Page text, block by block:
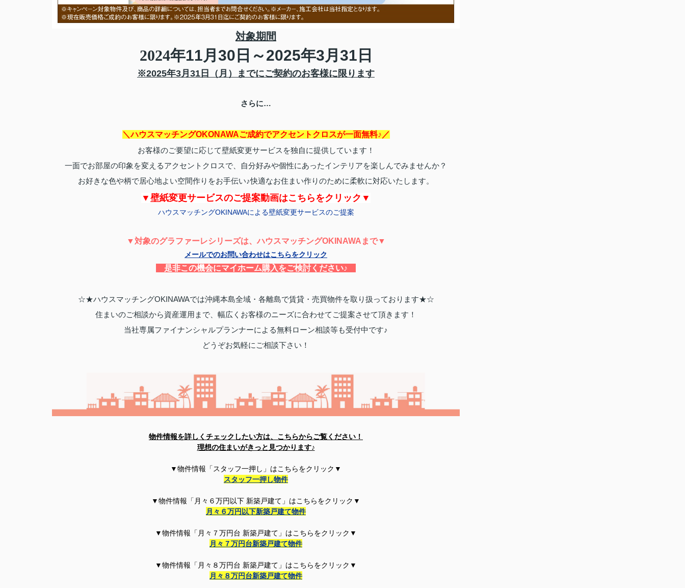
対象期間
2024年11月 30 日～2025年3月 31 日
※2025年3月 31 日（月）までにご契約のお客様に限ります
さらに…
＼ハウスマッチングOKONAWAご成約でアクセントクロスが一面無料♪／
お客様のご要望に応じて壁紙変更サービスを独自に提供しています！
一面でお部屋の印象を変えるアクセントクロスで、自分好みや個性にあったインテリアを楽しんでみませんか？
お好きな色や柄で居心地よい空間作りをお手伝い♪快適なお住まい作りのために柔軟に対応いたします。
▼壁紙変更サービスのご提案動画はこちらをクリック▼
ハウスマッチングOKINAWAによる壁紙変更サービスのご提案
▼対象のグラファーレシリーズは、ハウスマッチングOKINAWAまで▼
メールでのお問い合わせはこちらをクリック
是非この機会にマイホーム購入をご検討ください♪
☆★ハウスマッチングOKINAWAでは沖縄本島全域・各離島で賃貸・売買物件を取り扱っております★☆
住まいのご相談から資産運用まで、幅広くお客様のニーズに合わせてご提案させて頂きます！
当社専属ファイナンシャルプランナーによる無料ローン相談等も受付中です♪
どうぞお気軽にご相談下さい！
物件情報を詳しくチェックしたい方は、こちらからご覧ください！
理想の住まいがきっと見つかります♪
▼物件情報「スタッフ一押し」はこちらをクリック▼
スタッフ一押し物件
▼物件情報「月々６万円以下 新築戸建て」はこちらをクリック▼
月々６万円以下新築戸建て物件
▼物件情報「月々７万円台 新築戸建て」はこちらをクリック▼
月々７万円台新築戸建て物件
▼物件情報「月々８万円台 新築戸建て」はこちらをクリック▼
月々８万円台新築戸建て物件